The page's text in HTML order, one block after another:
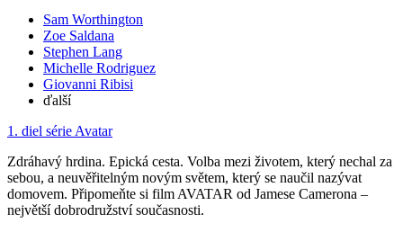
Sam Worthington
Zoe Saldana
Stephen Lang
Michelle Rodriguez
Giovanni Ribisi
ďalší
1. diel série Avatar
Zdráhavý hrdina. Epická cesta. Volba mezi životem, který nechal za
sebou, a neuvěřitelným novým světem, který se naučil nazývat
domovem. Připomeňte si film AVATAR od Jamese Camerona –
největší dobrodružství současnosti.